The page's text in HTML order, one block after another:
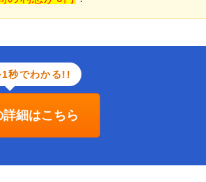
1秒でわかる!!
細はこちら